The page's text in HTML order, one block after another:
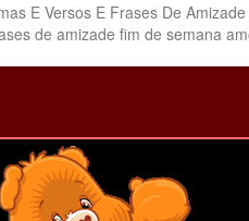
E Versos E Frases De
de amizade fim de semana